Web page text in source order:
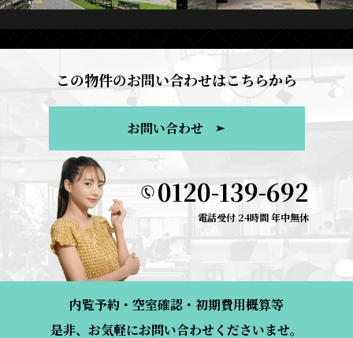
この物件のお問い合わせはこちらから
お問い合わせ
0120-139-692
電話受付 24時間 年中無休
内覧予約・空室確認・初期費用概算等
是非、お気軽にお問い合わせくださいませ。